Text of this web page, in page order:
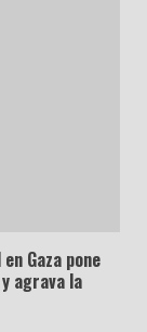
Gaza pone
agrava la